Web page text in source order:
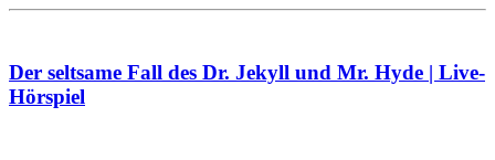
Der seltsame Fall des Dr. Jekyll und Mr. Hyde | Live-
Hörspiel